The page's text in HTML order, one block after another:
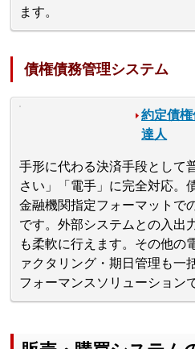
ます。
債権債務管理システム
約定債
達人
手形に代わる決済手段として
さい」「電手」に完全対応。
金融機関指定フォーマットで
です。外部システムとの入出
も柔軟に行えます。その他の
ァクタリング・期日管理も一
フォーマンスソリューション